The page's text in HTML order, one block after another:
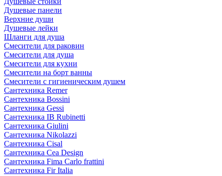
Душевые панели
Верхние души
Душевые лейки
Шланги для душа
Смесители для раковин
Смесители для душа
Смесители для кухни
Смесители на борт ванны
Смесители с гигиеническим душем
Сантехника Remer
Сантехника Bossini
Сантехника Gessi
Сантехника IB Rubinetti
Сантехника Giulini
Сантехника Nikolazzi
Сантехника Cisal
Сантехника Cea Design
Сантехника Fima Carlo frattini
Сантехника Fir Italia